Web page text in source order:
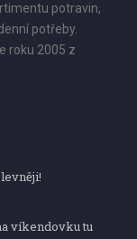
potravin,
potřeby.
roku 2005 z
víkendovku tu